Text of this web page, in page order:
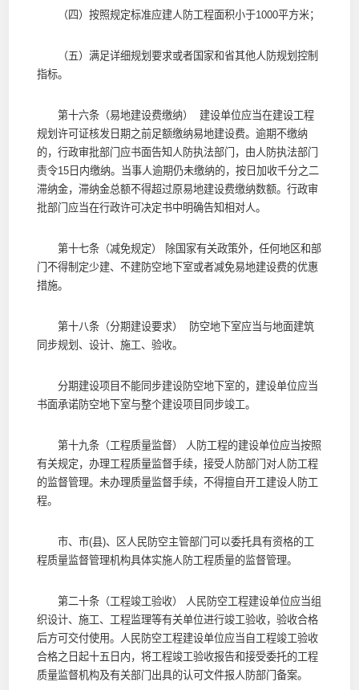
（四）按照规定标准应建人防工程面积小于1000平方米；
（五）满足详细规划要求或者国家和省其他人防规划控制
指标。
第十六条（易地建设费缴纳） 建设单位应当在建设工程
规划许可证核发日期之前足额缴纳易地建设费。逾期不缴纳
的，行政审批部门应书面告知人防执法部门，由人防执法部门
责令15日内缴纳。当事人逾期仍未缴纳的，按日加收千分之二
滞纳金，滞纳金总额不得超过原易地建设费缴纳数额。行政审
批部门应当在行政许可决定书中明确告知相对人。
第十七条（减免规定） 除国家有关政策外，任何地区和部
门不得制定少建、不建防空地下室或者减免易地建设费的优惠
措施。
第十八条（分期建设要求） 防空地下室应当与地面建筑
同步规划、设计、施工、验收。
分期建设项目不能同步建设防空地下室的，建设单位应当
书面承诺防空地下室与整个建设项目同步竣工。
第十九条（工程质量监督） 人防工程的建设单位应当按照
有关规定，办理工程质量监督手续，接受人防部门对人防工程
的监督管理。未办理质量监督手续，不得擅自开工建设人防工
程。
市、市(县)、区人民防空主管部门可以委托具有资格的工
程质量监督管理机构具体实施人防工程质量的监督管理。
第二十条（工程竣工验收） 人民防空工程建设单位应当组
织设计、施工、工程监理等有关单位进行竣工验收，验收合格
后方可交付使用。人民防空工程建设单位应当自工程竣工验收
合格之日起十五日内，将工程竣工验收报告和接受委托的工程
质量监督机构及有关部门出具的认可文件报人防部门备案。